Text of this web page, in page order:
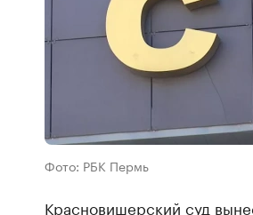
Фото: РБК Пермь
Красновишерский суд